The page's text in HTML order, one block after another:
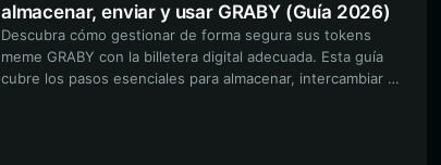
almacenar, enviar y usar GRABY (Guía 2026)
Descubra cómo gestionar de forma segura sus tokens
meme GRABY con la billetera digital adecuada. Esta guía
cubre los pasos esenciales para almacenar, intercambiar e